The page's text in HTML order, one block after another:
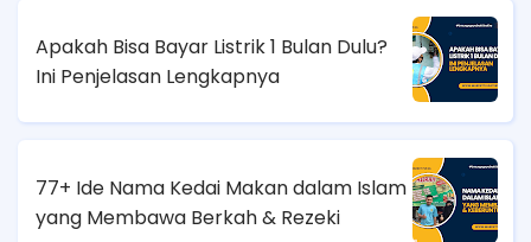
Apakah Bisa Bayar Listrik 1 Bulan Dulu?
Ini Penjelasan Lengkapnya
77+ Ide Nama Kedai Makan dalam Islam
yang Membawa Berkah & Rezeki